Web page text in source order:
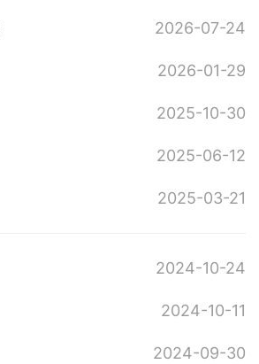
2026-07-24
2026-01-29
2025-10-30
2025-06-12
2025-03-21
2024-10-24
2024-10-11
2024-09-30